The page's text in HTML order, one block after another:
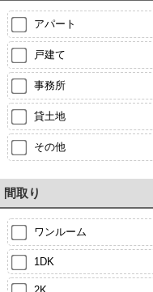
アパート
戸建て
事務所
貸土地
その他
間取り
ワンルーム
1DK